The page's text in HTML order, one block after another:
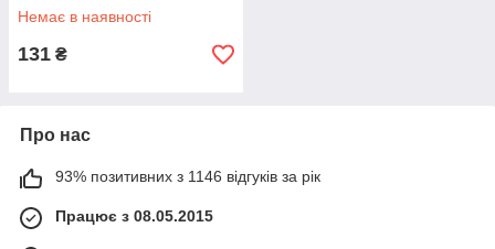
Немає в наявності
131 ₴
Про нас
93% позитивних з 1146 відгуків за рік
Працює з 08.05.2015